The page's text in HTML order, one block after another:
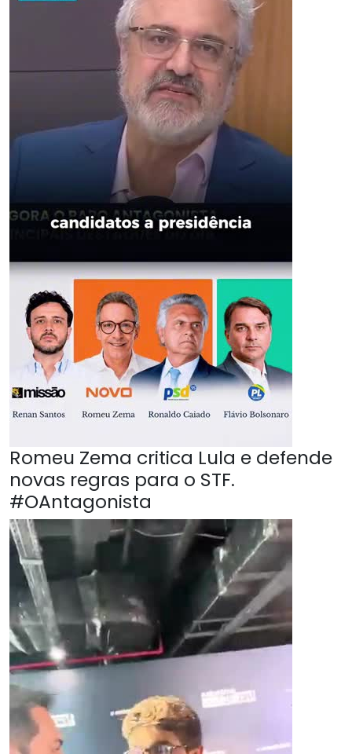
Romeu Zema critica Lula e defende
novas regras para o STF.
#OAntagonista